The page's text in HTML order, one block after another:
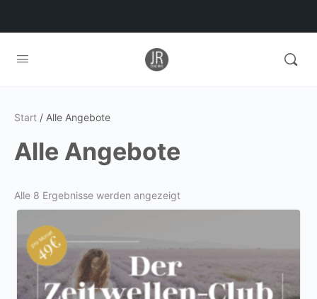
Start / Alle Angebote
Alle Angebote
Alle 8 Ergebnisse werden angezeigtNach
Aktualität